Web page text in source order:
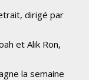
dirigé par
et Alik Ron,
la semaine